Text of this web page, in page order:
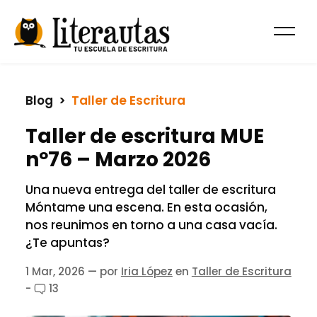
Blog
  >
Taller de Escritura
Taller de escritura MUE
nº76 – Marzo 2026
Una nueva entrega del taller de escritura
Móntame una escena. En esta ocasión,
nos reunimos en torno a una casa vacía.
¿Te apuntas?
1 Mar, 2026 — por Iria López en Taller de Escritura
-
13